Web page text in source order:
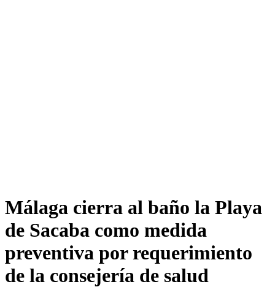
Málaga cierra al baño la Playa
de Sacaba como medida
preventiva por requerimiento
de la consejería de salud